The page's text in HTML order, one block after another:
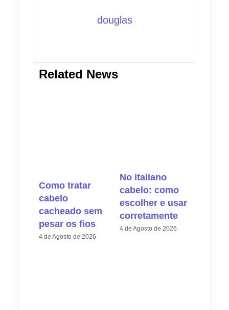
douglas
Related News
Como tratar
cabelo
cacheado sem
pesar os fios
4 de Agosto de 2026
No italiano
cabelo: como
escolher e usar
corretamente
4 de Agosto de 2026